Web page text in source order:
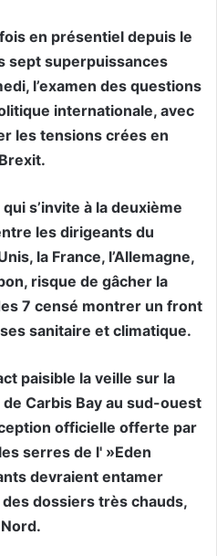
en présentiel depuis le
sept superpuissances
l’examen des questions
internationale, avec
les tensions crées en
s’invite à la deuxième
les dirigeants du
la France, l’Allemagne,
risque de gâcher la
7 censé montrer un front
sanitaire et climatique.
paisible la veille sur la
Carbis Bay au sud-ouest
officielle offerte par
serres de l' »Eden
devraient entamer
dossiers très chauds,